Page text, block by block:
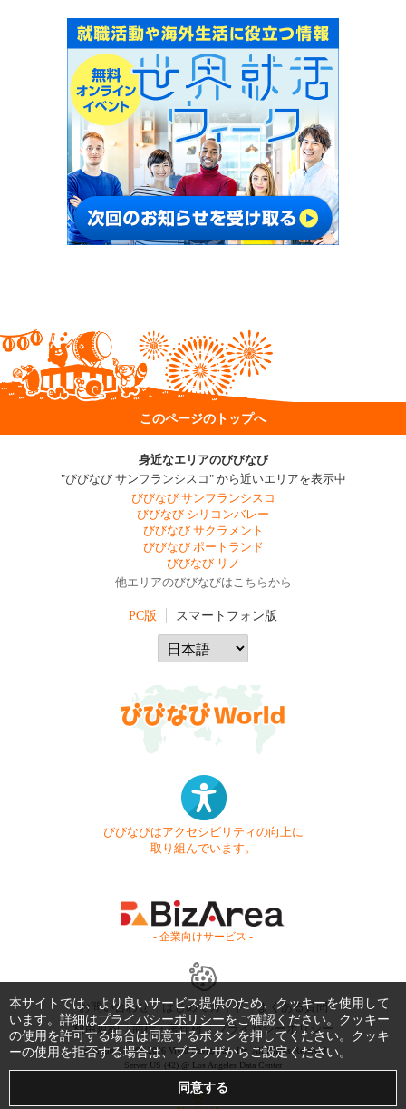
このページのトップへ
身近なエリアのびびなび
"びびなび サンフランシスコ" から近いエリアを表示中
びびなび サンフランシスコ
びびなび シリコンバレー
びびなび サクラメント
びびなび ポートランド
びびなび リノ
他エリアのびびなびはこちらから
PC版 スマートフォン版
びびなびはアクセシビリティの向上に
取り組んでいます。
- 企業向けサービス -
お問い合わせ はじめてガイド
よくある質問
利用規約
商標・著作権 プライバシーポリシー
Copyright © 1999-2026 Vivid Navigation, Inc. All Rights Reserved.
Server US (42) @ Los Angeles Data Center
本サイトでは、より良いサービス提供のため、クッキーを使用して
います。詳細はプライバシーポリシーをご確認ください。クッキー
の使用を許可する場合は同意するボタンを押してください。クッキ
ーの使用を拒否する場合は、ブラウザからご設定ください。